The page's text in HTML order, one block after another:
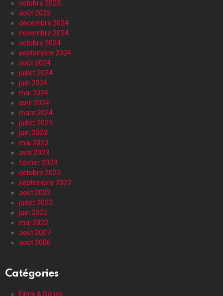
octobre 2025
août 2025
décembre 2024
novembre 2024
octobre 2024
septembre 2024
août 2024
juillet 2024
juin 2024
mai 2024
avril 2024
mars 2024
juillet 2023
juin 2023
mai 2023
avril 2023
février 2023
octobre 2022
septembre 2022
août 2022
juillet 2022
juin 2022
mai 2022
août 2007
août 2006
Catégories
Films & Séries